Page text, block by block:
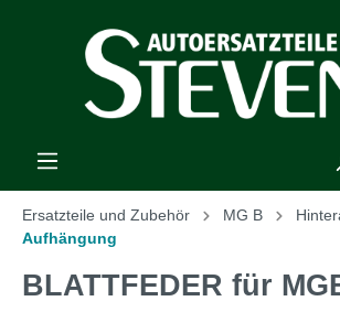
Ersatzteile und Zubehör MG B
Aufhängung
BLATTFEDER für